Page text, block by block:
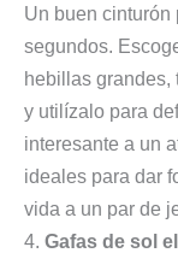
Un buen cinturón
segundos.
hebillas grandes,
y utilízalo para
interesante a un
ideales para dar
vida a un par de
4. Gafas de sol